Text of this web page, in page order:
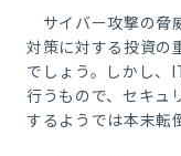
サイバー攻撃の脅
対策に対する投資の
でしょう。しかし、
行うもので、セキュ
するようでは本末転